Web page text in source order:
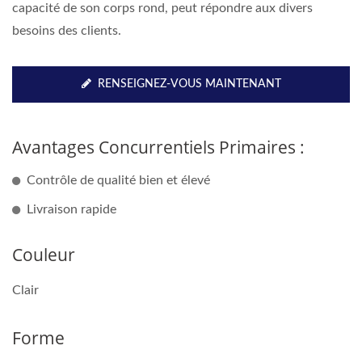
capacité de son corps rond, peut répondre aux divers
besoins des clients.
RENSEIGNEZ-VOUS MAINTENANT
Avantages Concurrentiels Primaires :
Contrôle de qualité bien et élevé
Livraison rapide
Couleur
Clair
Forme